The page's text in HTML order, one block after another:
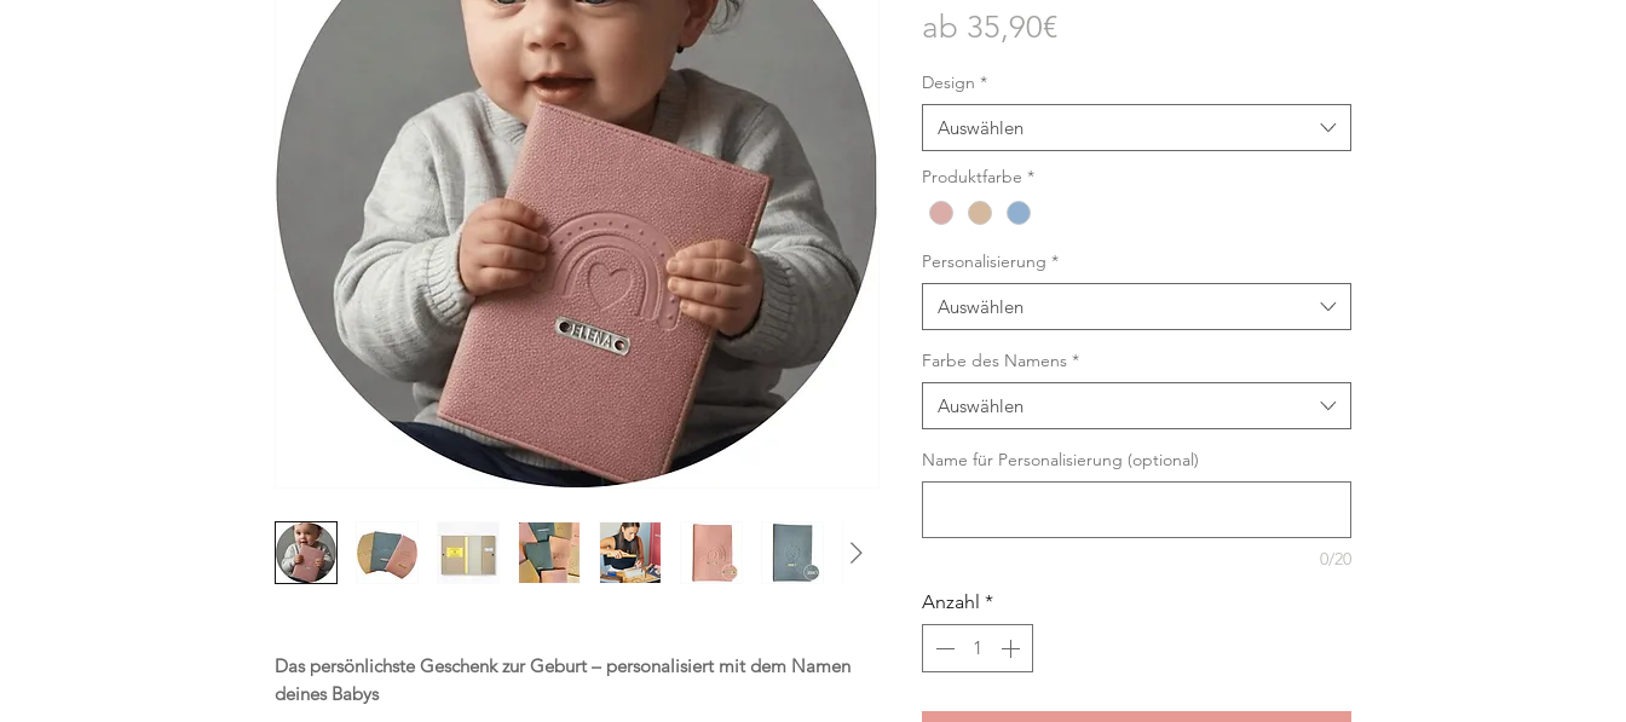
Das persönlichste Geschenk zur Geburt – personalisiert mit dem Namen
deines Babys
ab 35,90€Sale-
Design *
Auswählen
Produktfarbe *
Personalisierung *
Auswählen
Farbe des Namens *
Auswählen
Name für Personalisierung (optional)
0/20
Anzahl *